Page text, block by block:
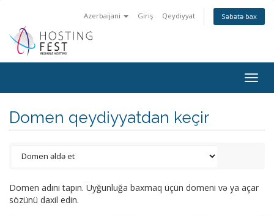
Azerbaijani Giriş Qeydiyyat Səbətə bax
Domen qeydiyyatdan keçir
Domen adını tapın. Uyğunluğa baxmaq üçün domeni və ya açar
sözünü daxil edin.